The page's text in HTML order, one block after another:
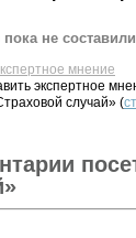
не
мнение
экспертное
случай» (